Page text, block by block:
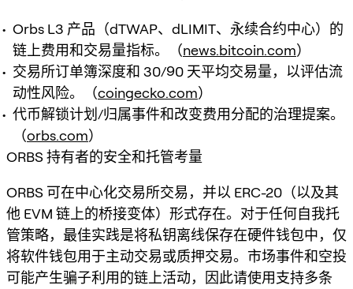
Orbs L3 产品（dTWAP、dLIMIT、永续合约中心）的
链上费用和交易量指标。（news.bitcoin.com）
交易所订单簿深度和 30/90 天平均交易量，以评估流
动性风险。（coingecko.com）
代币解锁计划/归属事件和改变费用分配的治理提案。
（orbs.com）
ORBS 持有者的安全和托管考量
ORBS 可在中心化交易所交易，并以 ERC-20（以及其
他 EVM 链上的桥接变体）形式存在。对于任何自我托
管策略，最佳实践是将私钥离线保存在硬件钱包中，仅
将软件钱包用于主动交易或质押交易。市场事件和空投
可能产生骗子利用的链上活动，因此请使用支持多条